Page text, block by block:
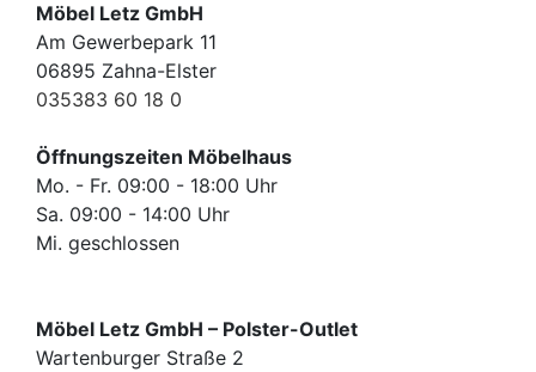
Möbel Letz GmbH
Am Gewerbepark 11
06895 Zahna-Elster
035383 60 18 0
Öffnungszeiten Möbelhaus
Mo. - Fr. 09:00 - 18:00 Uhr
Sa. 09:00 - 14:00 Uhr
Mi. geschlossen
Möbel Letz GmbH – Polster-Outlet
Wartenburger Straße 2
Möbel-
Konfigurator
Finanzierung
Markenwelt
Deals